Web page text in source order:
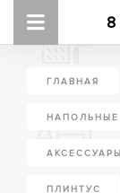
8
ГЛАВНАЯ
ПЛИНТУС